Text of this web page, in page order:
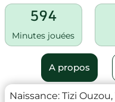
594
Minutes jouées
A propos
Naissance: Tizi Ouzou,